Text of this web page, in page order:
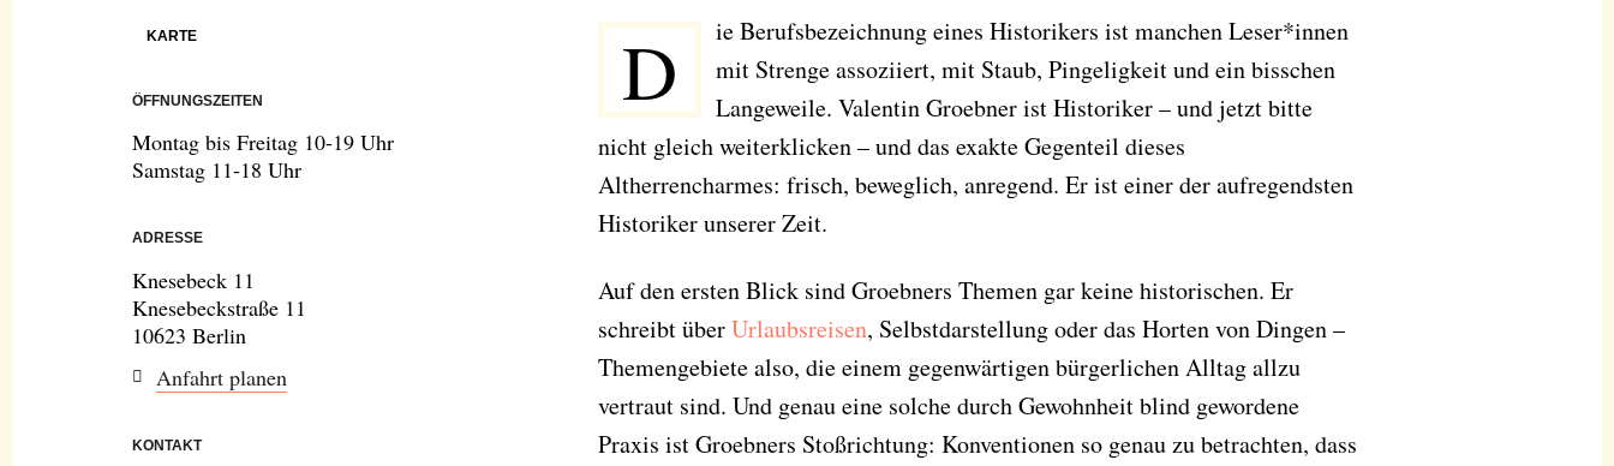
KARTE
ÖFFNUNGSZEITEN
Montag bis Freitag 10-19 Uhr
Samstag 11-18 Uhr
ADRESSE
Knesebeck 11
Knesebeckstraße 11
10623 Berlin
Anfahrt planen
KONTAKT
D
ie Berufsbezeichnung eines Historikers ist manchen Leser*innen
mit Strenge assoziiert, mit Staub, Pingeligkeit und ein bisschen
Langeweile. Valentin Groebner ist Historiker – und jetzt bitte
nicht gleich weiterklicken – und das exakte Gegenteil dieses
Altherrencharmes: frisch, beweglich, anregend. Er ist einer der aufregendsten
Historiker unserer Zeit.
Auf den ersten Blick sind Groebners Themen gar keine historischen. Er
schreibt überUrlaubsreisen, Selbstdarstellung oder das Horten von Dingen –
Themengebiete also, die einem gegenwärtigen bürgerlichen Alltag allzu
vertraut sind. Und genau eine solche durch Gewohnheit blind gewordene
Praxis ist Groebners Stoßrichtung: Konventionen so genau zu betrachten, dass